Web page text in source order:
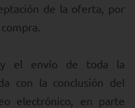
de la oferta, por
el envío de toda la
con la conclusión del
electrónico, en parte